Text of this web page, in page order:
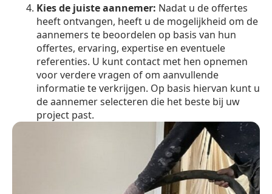
Kies de juiste aannemer: Nadat u de offertes
heeft ontvangen, heeft u de mogelijkheid om de
aannemers te beoordelen op basis van hun
offertes, ervaring, expertise en eventuele
referenties. U kunt contact met hen opnemen
voor verdere vragen of om aanvullende
informatie te verkrijgen. Op basis hiervan kunt u
de aannemer selecteren die het beste bij uw
project past.